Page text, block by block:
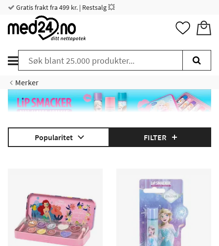
Gratis frakt fra 499 kr. | Restsalg 💥
Merker
Popularitet FILTER